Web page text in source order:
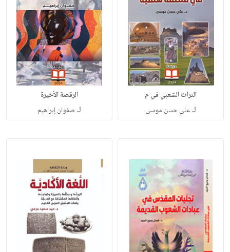
التراث الشعبي في م
لـعلي حسن موسى
الرقصة الأخيرة
لـ صفوان إبراهيم